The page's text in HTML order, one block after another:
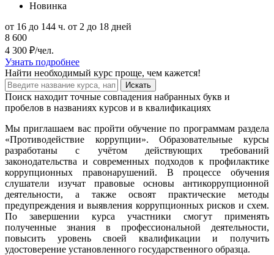
Новинка
от 16 до 144 ч. от 2 до 18 дней
8 600
4 300 ₽/чел.
Узнать подробнее
Найти необходимый курс проще, чем кажется!
Искать
Поиск находит точные совпадения набранных букв и
пробелов в названиях курсов и в квалификациях
Мы приглашаем вас пройти обучение по программам раздела
«Противодействие коррупции». Образовательные курсы
разработаны с учётом действующих требований
законодательства и современных подходов к профилактике
коррупционных правонарушений. В процессе обучения
слушатели изучат правовые основы антикоррупционной
деятельности, а также освоят практические методы
предупреждения и выявления коррупционных рисков и схем.
По завершении курса участники смогут применять
полученные знания в профессиональной деятельности,
повысить уровень своей квалификации и получить
удостоверение установленного государственного образца.